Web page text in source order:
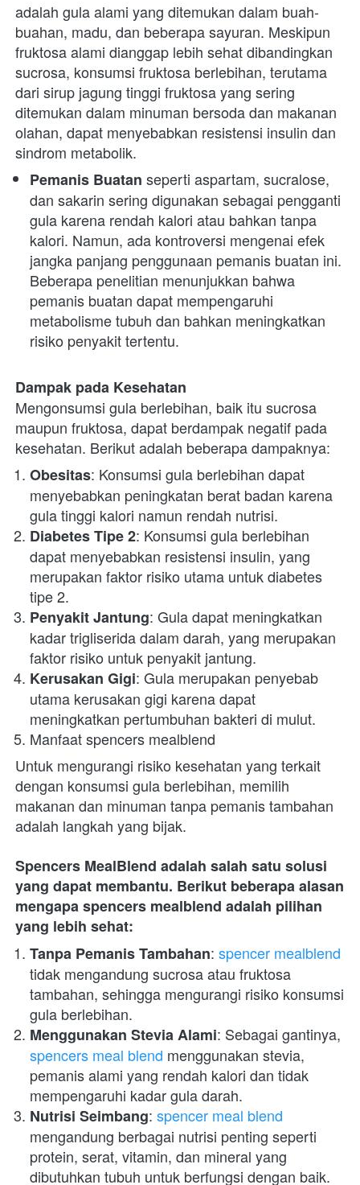
adalah gula alami yang ditemukan dalam buah-
buahan, madu, dan beberapa sayuran. Meskipun
fruktosa alami dianggap lebih sehat dibandingkan
sucrosa, konsumsi fruktosa berlebihan, terutama
dari sirup jagung tinggi fruktosa yang sering
ditemukan dalam minuman bersoda dan makanan
olahan, dapat menyebabkan resistensi insulin dan
sindrom metabolik.
Pemanis Buatan seperti aspartam, sucralose,
dan sakarin sering digunakan sebagai pengganti
gula karena rendah kalori atau bahkan tanpa
kalori. Namun, ada kontroversi mengenai efek
jangka panjang penggunaan pemanis buatan ini.
Beberapa penelitian menunjukkan bahwa
pemanis buatan dapat mempengaruhi
metabolisme tubuh dan bahkan meningkatkan
risiko penyakit tertentu.
Dampak pada Kesehatan
Mengonsumsi gula berlebihan, baik itu sucrosa
maupun fruktosa, dapat berdampak negatif pada
kesehatan. Berikut adalah beberapa dampaknya:
Obesitas: Konsumsi gula berlebihan dapat
menyebabkan peningkatan berat badan karena
gula tinggi kalori namun rendah nutrisi.
Diabetes Tipe 2: Konsumsi gula berlebihan
dapat menyebabkan resistensi insulin, yang
merupakan faktor risiko utama untuk diabetes
tipe 2.
Penyakit Jantung: Gula dapat meningkatkan
kadar trigliserida dalam darah, yang merupakan
faktor risiko untuk penyakit jantung.
Kerusakan Gigi: Gula merupakan penyebab
utama kerusakan gigi karena dapat
meningkatkan pertumbuhan bakteri di mulut.
Manfaat spencers mealblend
Untuk mengurangi risiko kesehatan yang terkait
dengan konsumsi gula berlebihan, memilih
makanan dan minuman tanpa pemanis tambahan
adalah langkah yang bijak.
Spencers MealBlend adalah salah satu solusi
yang dapat membantu. Berikut beberapa alasan
mengapa spencers mealblend adalah pilihan
yang lebih sehat:
Tanpa Pemanis Tambahan: spencer mealblend
tidak mengandung sucrosa atau fruktosa
tambahan, sehingga mengurangi risiko konsumsi
gula berlebihan.
Menggunakan Stevia Alami
spencers meal blend menggunakan stevia,
pemanis alami yang rendah kalori dan tidak
mempengaruhi kadar gula darah.
Nutrisi Seimbang: spencer meal blend
mengandung berbagai nutrisi penting seperti
protein, serat, vitamin, dan mineral yang
dibutuhkan tubuh untuk berfungsi dengan baik.